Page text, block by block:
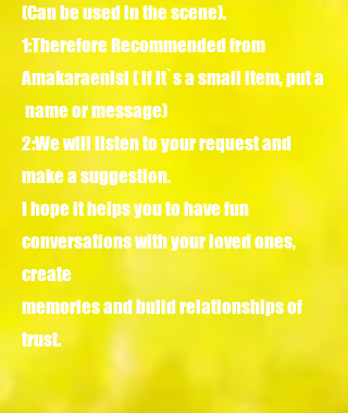
(Can be used in the scene).
1:Therefore Recommended from
Amakaraenisi ( if it`s a small item, put a
name or message)
2:We will listen to your request and
make a suggestion.
I hope it helps you to have fun
conversations with your loved ones,
create
memories and build relationships of
trust.